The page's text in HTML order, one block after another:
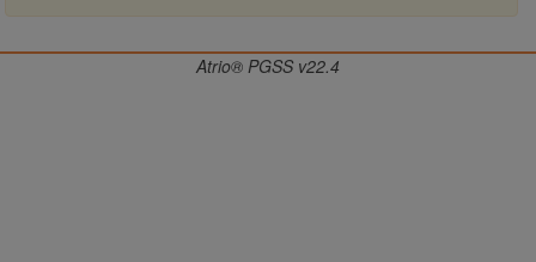
Atrio® PGSS v22.4